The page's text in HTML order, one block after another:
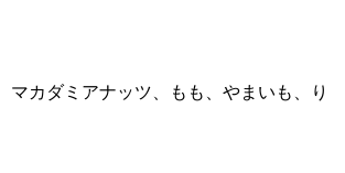
カダミアナッツ、もも、やまいも、り